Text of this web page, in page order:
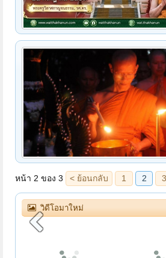
วิดีโอมาใหม่